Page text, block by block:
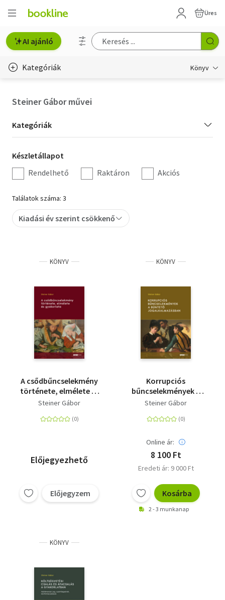
Üres
AI ajánló
Kategóriák Könyv
Hobbi, szabadidő
Irodalom
Művészet
Szakkönyv
Tankönyv, segédkönyv
Társadalomtudomány
Természettudomány
Történelem
Steiner Gábor művei
Kategória
szűrés
Kategóriák
Készletállapot
szűrés
Készletállapot
Rendelhető
Raktáron Akciós
Találatok száma: 3
Kiadási év szerint csökkenő
KÖNYV
A csődbűncselekmény
története, elmélete és
gyakorlata
Steiner Gábor
Előjegyezhető
Előjegyzem
KÖNYV
Korrupciós
bűncselekmények a
büntető
Steiner Gábor
Online ár:
8 100 Ft
Eredeti ár: 9 000 Ft
Kosárba
2 - 3 munkanap
KÖNYV